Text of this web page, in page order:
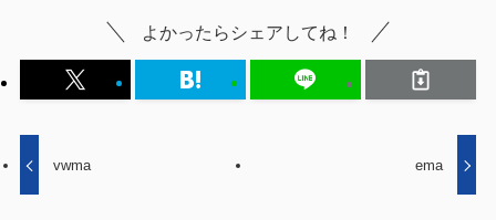
よかったらシェアしてね！
vwma ema